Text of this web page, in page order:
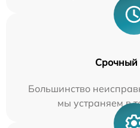
Срочный
Большинство
мы устраняем в